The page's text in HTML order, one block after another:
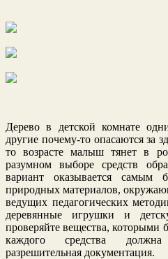
Дерево в детской комнате
другие почему-то опасаются за
то возрасте малыш тянет в
разумном выборе средств
вариант оказывается самым
природных материалов,
ведущих педагогических
деревянные игрушки и
проверяйте вещества, которыми
каждого средства
разрешительная документация.